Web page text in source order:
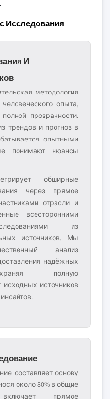
Исследования
И
методология
опыта,
прозрачности.
трендов и прогноз в
опытными
понимают нюансы
обширные
через прямое
отрасли и
всесторонними
из
источников. Мы
анализ
надёжных
полную
источников
составляет основу
около 80% в общие
прямое